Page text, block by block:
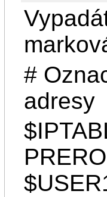
#
adresy